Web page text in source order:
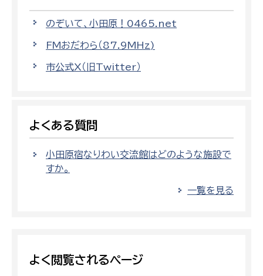
のぞいて、小田原！0465.net
FMおだわら（87.9MHz)
市公式X（旧Twitter）
よくある質問
小田原宿なりわい交流館はどのような施設で
すか。
一覧を見る
よく閲覧されるページ